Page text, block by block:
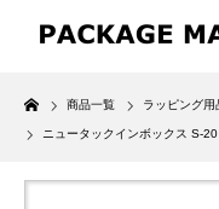
Home
商品一覧 ラッピング用
ニュータックインボックス S-